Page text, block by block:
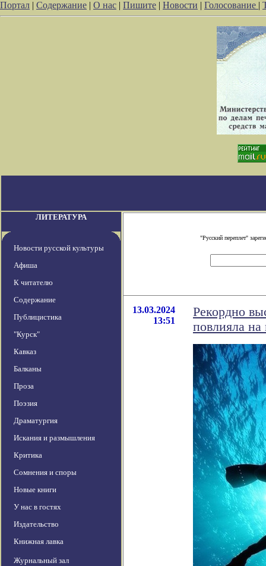
Портал | Содержание | О нас | Пишите | Новости | Голосование |
ЛИТЕРАТУРА
Новости русской культуры
Афиша
К читателю
Содержание
Публицистика
"Курск"
Кавказ
Балканы
Проза
Поэзия
Драматургия
Искания и размышления
Критика
Сомнения и споры
Новые книги
У нас в гостях
Издательство
Книжная лавка
Журнальный зал
"Русский переплет"
13.03.2024
13:51
Рекордно
повлияла на